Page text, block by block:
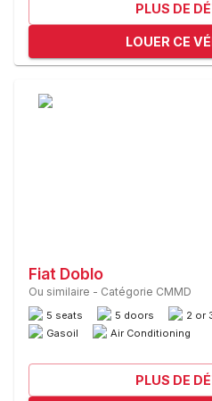
PLUS DE
LOUER CE
Fiat Doblo
Ou similaire - Catégorie CMMD
5 seats 5 doors 2 or
Gasoil
Air Conditioning
PLUS DE